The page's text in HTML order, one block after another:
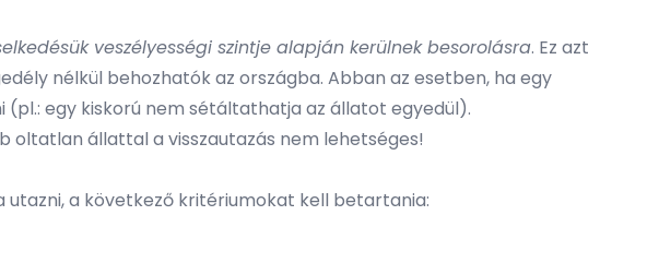
veszélyességi szintje alapján kerülnek besorolásra. Ez azt
nélkül behozhatók az országba. Abban az esetben, ha egy
egy kiskorú nem sétáltathatja az állatot egyedül).
oltatlan állattal a visszautazás nem lehetséges!
a következő kritériumokat kell betartania: